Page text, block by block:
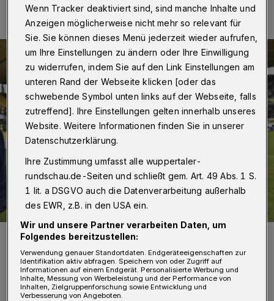
Kevin Hagemann (re.) hat verlängert, Serhat Semih Güler (li.) noch
nicht.
Foto: Dirk Freund
Wenn Tracker deaktiviert sind, sind manche Inhalte und
Anzeigen möglicherweise nicht mehr so relevant für
Sie. Sie können dieses Menü jederzeit wieder aufrufen,
um Ihre Einstellungen zu ändern oder Ihre Einwilligung
zu widerrufen, indem Sie auf den Link Einstellungen am
unteren Rand der Webseite klicken [oder das
schwebende Symbol unten links auf der Webseite, falls
zutreffend]. Ihre Einstellungen gelten innerhalb unseres
Website. Weitere Informationen finden Sie in unserer
Datenschutzerklärung.
Ihre Zustimmung umfasst alle wuppertaler-
rundschau.de-Seiten und schließt gem. Art. 49 Abs. 1 S.
1 lit. a DSGVO auch die Datenverarbeitung außerhalb
des EWR, z.B. in den USA ein.
Wir und unsere Partner verarbeiten Daten, um
Folgendes bereitzustellen:
Verwendung genauer Standortdaten. Endgeräteeigenschaften zur
Identifikation aktiv abfragen. Speichern von oder Zugriff auf
Informationen auf einem Endgerät. Personalisierte Werbung und
Inhalte, Messung von Werbeleistung und der Performance von
Inhalten, Zielgruppenforschung sowie Entwicklung und
Verbesserung von Angeboten.